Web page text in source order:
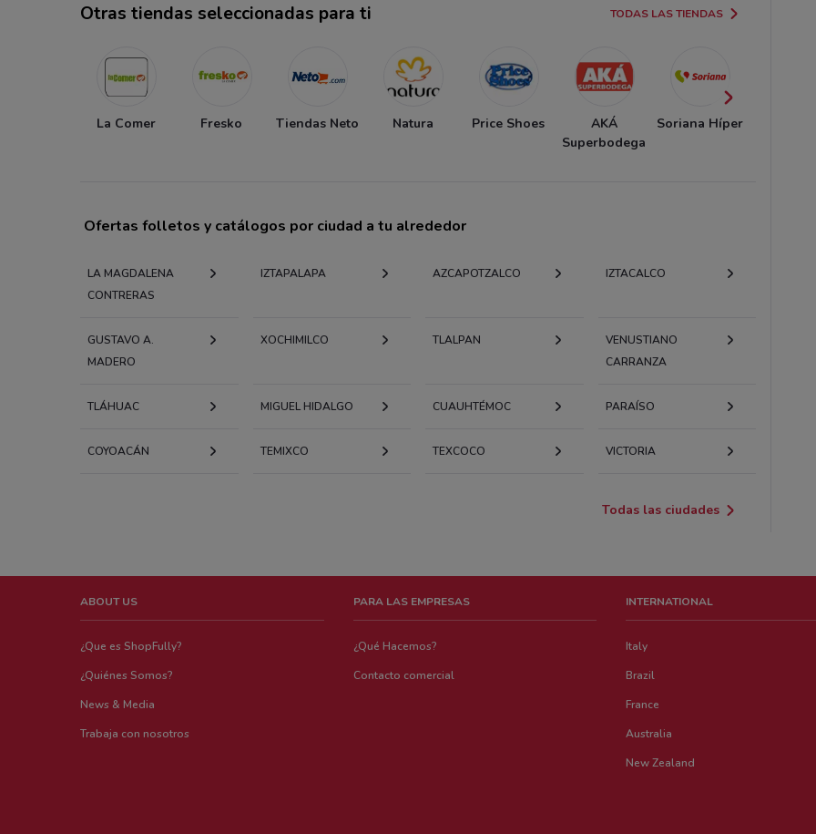
Otras tiendas seleccionadas para ti TODAS LAS TIENDAS
La Comer Fresko Tiendas Neto Natura Price Shoes
AKÁ
Superbodega
Soriana Híper
Ofertas folletos y catálogos por ciudad a tu alrededor
LA MAGDALENA
CONTRERAS
IZTAPALAPA AZCAPOTZALCO IZTACALCO
GUSTAVO A.
MADERO
XOCHIMILCO TLALPAN
VENUSTIANO
CARRANZA
TLÁHUAC MIGUEL HIDALGO CUAUHTÉMOC PARAÍSO
COYOACÁN TEMIXCO TEXCOCO VICTORIA
Todas las ciudades
ABOUT US
¿Que es ShopFully?
¿Quiénes Somos?
News & Media
Trabaja con nosotros
PARA LAS EMPRESAS
¿Qué Hacemos?
Contacto comercial
INTERNATIONAL
Italy
Brazil
France
Australia
New Zealand